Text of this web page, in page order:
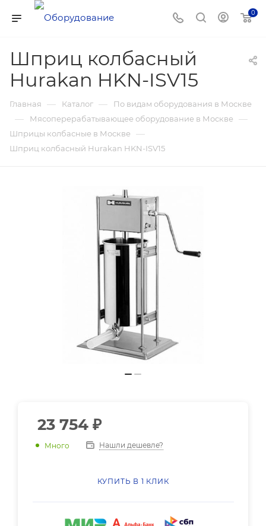
0
Шприц колбасный
Hurakan HKN-ISV15
Главная — Каталог — По видам оборудования в Москве
— Мясоперерабатывающее оборудование в Москве —
Шприцы колбасные в Москве —
Шприц колбасный Hurakan HKN-ISV15
23 754 ₽
Много Нашли дешевле?
КУПИТЬ В 1 КЛИК